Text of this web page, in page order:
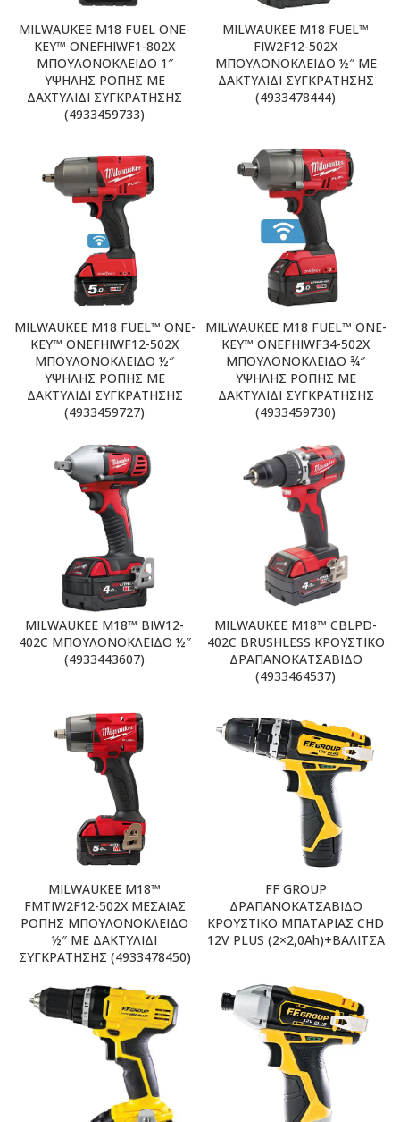
MILWAUKEE M18 FUEL ONE-
KEY™ ONEFHIWF1-802X
ΜΠΟΥΛΟΝΟΚΛΕΙΔΟ 1″
ΥΨΗΛΗΣ ΡΟΠΗΣ ΜΕ
ΔΑΧΤΥΛΙΔΙ ΣΥΓΚΡΑΤΗΣΗΣ
(4933459733)
MILWAUKEE M18 FUEL™
FIW2F12-502X
ΜΠΟΥΛΟΝΟΚΛΕΙΔΟ ½″ ΜΕ
ΔΑΚΤΥΛΙΔΙ ΣΥΓΚΡΑΤΗΣΗΣ
(4933478444)
MILWAUKEE M18 FUEL™ ONE-
KEY™ ONEFHIWF12-502X
ΜΠΟΥΛΟΝΟΚΛΕΙΔΟ ½″
ΥΨΗΛΗΣ ΡΟΠΗΣ ΜΕ
ΔΑΚΤΥΛΙΔΙ ΣΥΓΚΡΑΤΗΣΗΣ
(4933459727)
MILWAUKEE M18 FUEL™ ONE-
KEY™ ONEFHIWF34-502X
ΜΠΟΥΛΟΝΟΚΛΕΙΔΟ ¾″
ΥΨΗΛΗΣ ΡΟΠΗΣ ΜΕ
ΔΑΚΤΥΛΙΔΙ ΣΥΓΚΡΑΤΗΣΗΣ
(4933459730)
MILWAUKEE M18™ BIW12-
402C ΜΠΟΥΛΟΝΟΚΛΕΙΔΟ ½″
(4933443607)
MILWAUKEE M18™ CBLPD-
402C BRUSHLESS ΚΡΟΥΣΤΙΚΟ
ΔΡΑΠΑΝΟΚΑΤΣΑΒΙΔΟ
(4933464537)
MILWAUKEE M18™
FMTIW2F12-502X ΜΕΣΑΙΑΣ
ΡΟΠΗΣ ΜΠΟΥΛΟΝΟΚΛΕΙΔΟ
½″ ΜΕ ΔΑΚΤΥΛΙΔΙ
ΣΥΓΚΡΑΤΗΣΗΣ (4933478450)
FF GROUP
ΔΡΑΠΑΝΟΚΑΤΣΑΒΙΔΟ
ΚΡΟΥΣΤΙΚΟ ΜΠΑΤΑΡΙΑΣ CHD
12V PLUS (2×2,0Ah)+ΒΑΛΙΤΣΑ